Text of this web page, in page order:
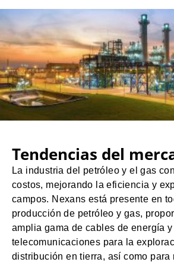
Tendencias del
La industria del petróleo y el gas
costos, mejorando la eficiencia y
campos. Nexans está presente en
producción de petróleo y gas,
amplia gama de cables de energía y
telecomunicaciones para la
distribución en tierra, así como para